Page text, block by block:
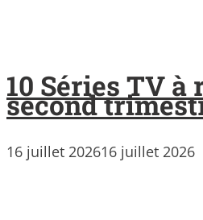
10 Séries TV à
second
16 juillet 202616 juillet 2026